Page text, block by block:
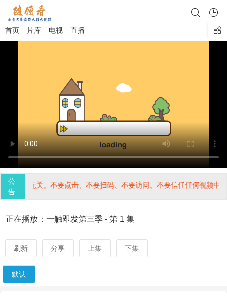
首页 片库 电视 直播
公
告
与本站无关。不要点击、不要扫码、不要访问、不要信任任何视频中
正在播放：一触即发第三季 - 第 1 集
刷新 分享 上集 下集
默认